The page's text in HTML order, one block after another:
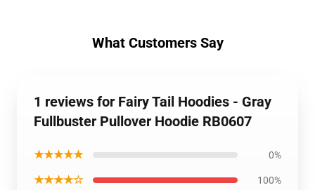
What Customers Say
1 reviews for Fairy Tail Hoodies - Gray
Fullbuster Pullover Hoodie RB0607
★★★★★ 0%
★★★★☆ 100%